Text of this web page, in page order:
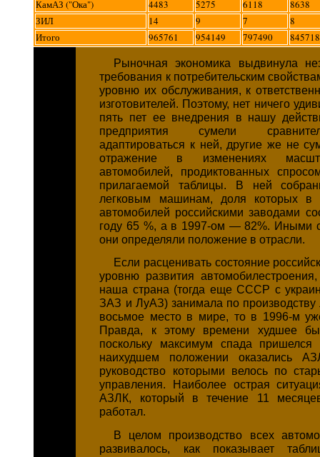
КамАЗ ("Ока")
4483 5275 6118
8638
ЗИЛ
14 9 7
8
Итого
965761 954149 797490 845718
Рыночная экономика выдвинула
требования к потребительским
уровню их обслуживания, к
изготовителей. Поэтому, нет ничего
пять пет ее внедрения в нашу
предприятия сумели
адаптироваться к ней, другие же не
отражение в изменениях
автомобилей, продиктованных
прилагаемой таблицы. В ней
легковым машинам, доля которых в
автомобилей российскими заводами
году 65 %, а в 1997-ом — 82%. Иными
они определяли положение в отрасли.
Если расценивать состояние
уровню развития
наша страна (тогда еще СССР с
ЗАЗ и ЛуАЗ) занимала по
восьмое место в мире, то в 1996-м
Правда, к этому времени худшее
поскольку максимум спада
наихудшем положении оказались
руководство которыми велось по
управления. Наиболее острая
АЗЛК, который в течение 11
работал.
В целом производство всех
развивалось, как показывает